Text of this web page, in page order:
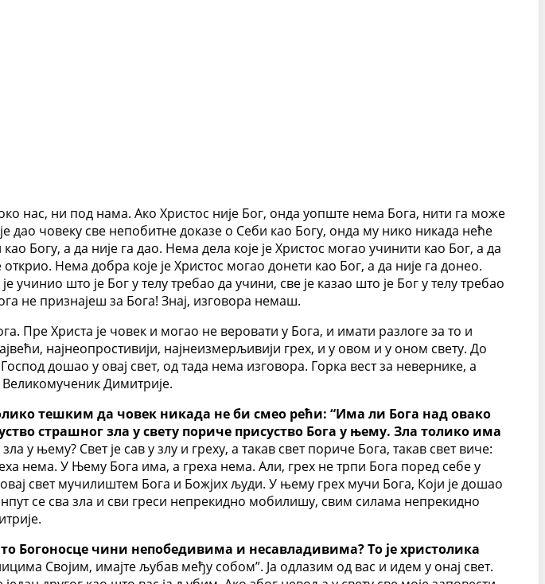
нас, ни под нама. Ако Христос није Бог, онда уопште нема Бога, нити га може
дао човеку све непобитне доказе о Себи као Богу, онда му нико никада неће
Богу, а да није га дао. Нема дела које је Христос могао учинити као Бог, а да
Нема добра које је Христос могао донети као Бог, а да није га донео.
што је Бог у телу требао да учини, све је казао што је Бог у телу требао
не признајеш за Бога! Знај, изговора немаш.
Пре Христа је човек и могао не веровати у Бога, и имати разлоге за то и
најнеопростивији, најнеизмерљивији грех, и у овом и у оном свету. До
дошао у овај свет, од тада нема изговора. Горка вест за невернике, а
Димитрије.
тешким да човек никада не би смео рећи: “Има ли Бога над овако
страшног зла у свету пориче присуство Бога у њему. Зла толико има
у њему? Свет је сав у злу и греху, а такав свет пориче Бога, такав свет виче:
нема. У Њему Бога има, а греха нема. Али, грех не трпи Бога поред себе у
свет мучилиштем Бога и Божјих људи. У њему грех мучи Бога, Који је дошао
се сва зла и сви греси непрекидно мобилишу, свим силама непрекидно
Богоносце чини непобедивима и несавладивима? То је христолика
Својим, имајте љубав међу собом”. Ја одлазим од вас и идем у онај свет.